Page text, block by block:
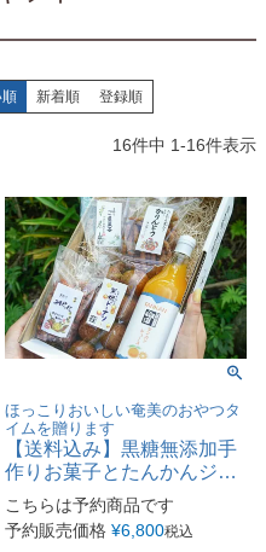
新着順 登録順
16件中 1-16件表示
ほっこりおいしい奄美のおやつタ
イムを贈ります
【送料込み】黒糖無添加手
作りお菓子とたんかんジュ
ースセット(味の郷かさり
B）
こちらは予約商品です
予約販売価格 ¥6,800税込